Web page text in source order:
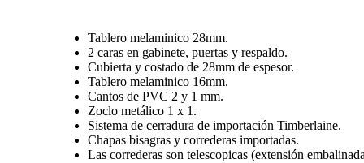
Tablero melaminico 28mm.
2 caras en gabinete, puertas y respaldo.
Cubierta y costado de 28mm de espesor.
Tablero melaminico 16mm.
Cantos de PVC 2 y 1 mm.
Zoclo metálico 1 x 1.
Sistema de cerradura de importación Timberlaine.
Chapas bisagras y correderas importadas.
Las correderas son telescopicas (extensión